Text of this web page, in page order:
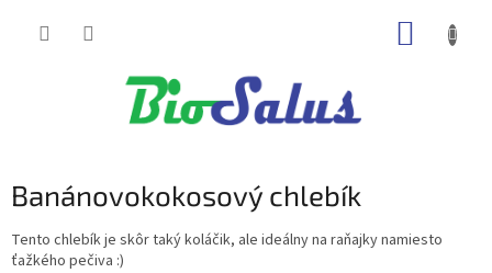
Banánovokokosový chlebík
Tento chlebík je skôr taký koláčik, ale ideálny na raňajky namiesto
ťažkého pečiva :)